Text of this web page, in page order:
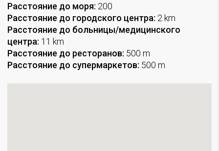
Расстояние до моря: 200
Расстояние до городского центра: 2 km
Расстояние до больницы/медицинского
центра: 11 km
Расстояние до ресторанов: 500 m
Расстояние до супермаркетов: 500 m